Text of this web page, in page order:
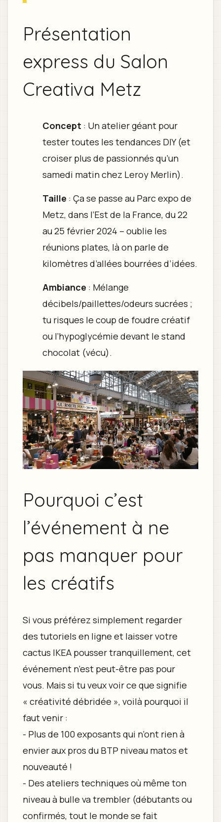
Présentation
express du Salon
Creativa Metz
Concept : Un atelier géant pour
tester toutes les tendances DIY (et
croiser plus de passionnés qu’un
samedi matin chez Leroy Merlin).
Taille : Ça se passe au Parc expo de
Metz, dans l’Est de la France, du 22
au 25 février 2024 – oublie les
réunions plates, là on parle de
kilomètres d’allées bourrées d’idées.
Ambiance : Mélange
décibels/paillettes/odeurs sucrées ;
tu risques le coup de foudre créatif
ou l’hypoglycémie devant le stand
chocolat (vécu).
Pourquoi c’est
l’événement à ne
pas manquer pour
les créatifs
Si vous préférez simplement regarder
des tutoriels en ligne et laisser votre
cactus IKEA pousser tranquillement, cet
événement n’est peut-être pas pour
vous. Mais si tu veux voir ce que signifie
« créativité débridée », voilà pourquoi il
faut venir :
- Plus de 100 exposants qui n’ont rien à
envier aux pros du BTP niveau matos et
nouveauté !
- Des ateliers techniques où même ton
niveau à bulle va trembler (débutants ou
confirmés, tout le monde se fait